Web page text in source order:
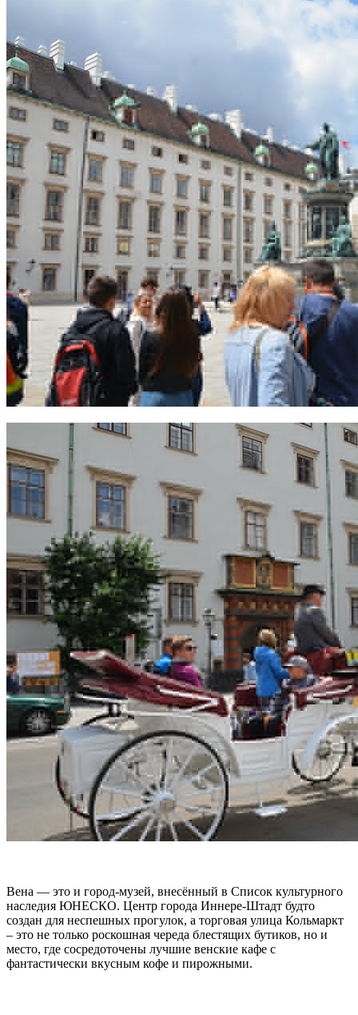
Вена — это и город-музей, внесённый в Список культурного
наследия ЮНЕСКО. Центр города Иннере-Штадт будто
создан для неспешных прогулок, а торговая улица Кольмаркт
– это не только роскошная череда блестящих бутиков, но и
место, где сосредоточены лучшие венские кафе с
фантастически вкусным кофе и пирожными.